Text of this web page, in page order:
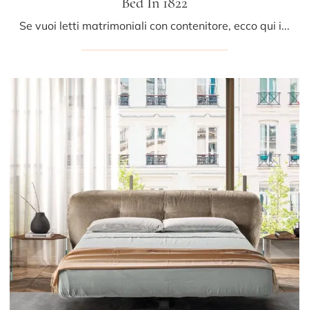
Se vuoi letti matrimoniali con contenitore, ecco qui il modello Bed In 1822 in tessuto per impreziosire la zona notte.